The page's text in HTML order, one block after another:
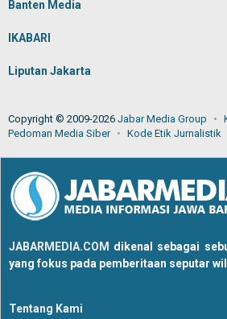
Banten Media
IKABARI
Liputan Jakarta
Copyright © 2009-2026 Jabar Media Group
Pedoman Media Siber
Kode Etik Jurnalistik
JABARMEDIA.COM dikenal sebagai
yang fokus pada pemberitaan seputar
Tentang Kami